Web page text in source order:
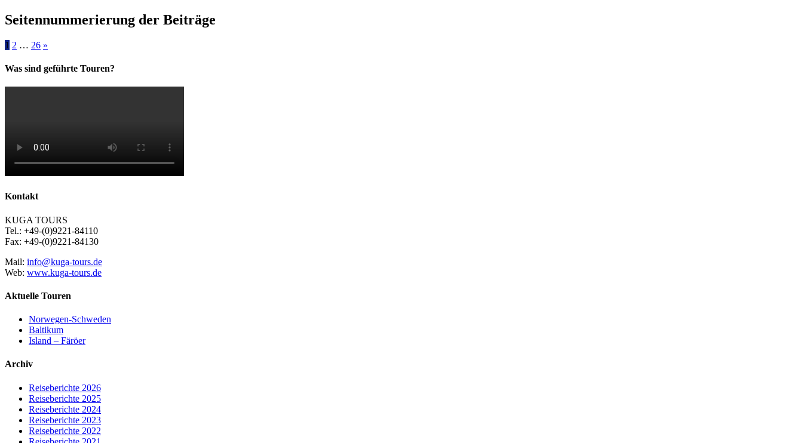
Seitennummerierung der Beiträge
1 2 … 26 »
Was sind geführte Touren?
Kontakt
KUGA TOURS
Tel.: +49-(0)9221-84110
Fax: +49-(0)9221-84130
Mail: info@kuga-tours.de
Web: www.kuga-tours.de
Aktuelle Touren
Norwegen-Schweden
Baltikum
Island – Färöer
Archiv
Reiseberichte 2026
Reiseberichte 2025
Reiseberichte 2024
Reiseberichte 2023
Reiseberichte 2022